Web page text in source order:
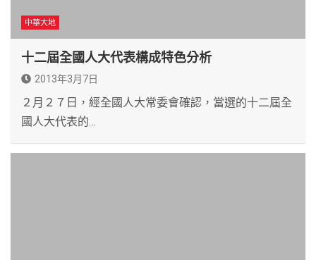
中華大地
十二屆全國人大代表構成特色分析
2013年3月7日
２月２７日，經全國人大常委會確認，當選的十二屆全
國人大代表的…